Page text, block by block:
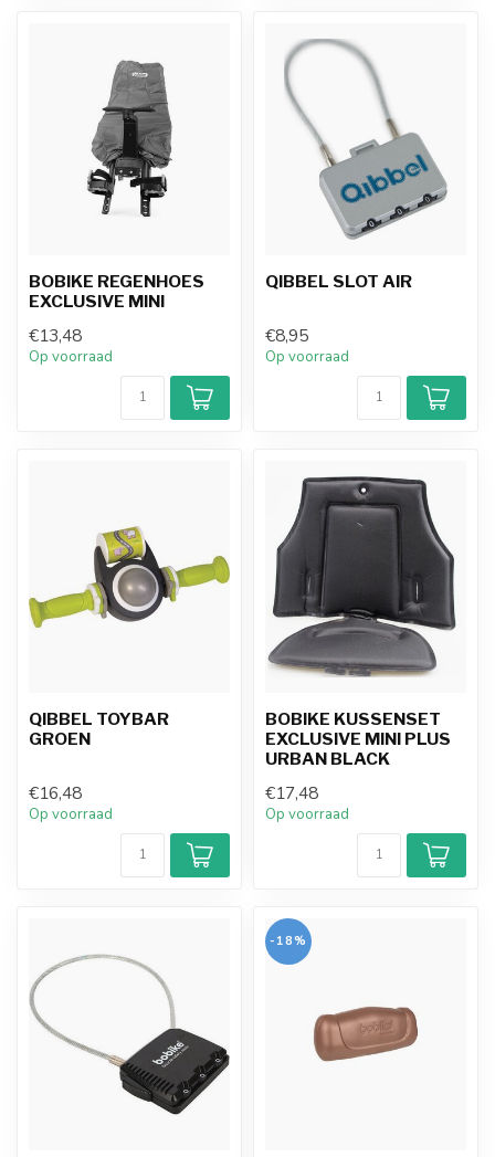
BOBIKE REGENHOES
EXCLUSIVE MINI
€13,48
Op voorraad
QIBBEL SLOT AIR
€8,95
Op voorraad
QIBBEL TOYBAR
GROEN
€16,48
Op voorraad
BOBIKE KUSSENSET
EXCLUSIVE MINI PLUS
URBAN BLACK
€17,48
Op voorraad
-18%